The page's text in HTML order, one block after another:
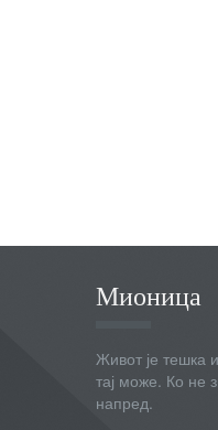
Мионица
Живот је тешка
тај може. Ко не
напред.